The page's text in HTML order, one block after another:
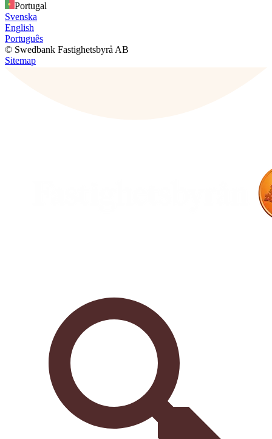
Portugal
Svenska
English
Português
© Swedbank Fastighetsbyrå AB
Sitemap